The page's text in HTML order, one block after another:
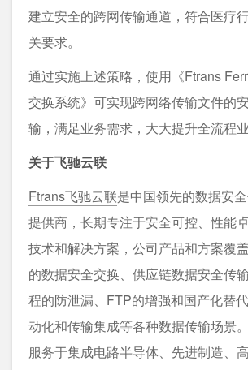
建立安全的跨网传输通道，符合医疗
关要求。
通过实施上述策略，使用《Ftrans
交换系统》可实现跨网络传输文件的
输，满足业务需求，大大提升全流程业
关于飞驰云联
Ftrans飞驰云联是中国领先的数据安
提供商，长期专注于安全可控、性能
技术和解决方案，公司产品和方案覆
的数据安全交换、供应链数据安全传
程的防泄漏、FTP的增强和国产化替
动化和传输集成等各种数据传输场景
服务于集成电路半导体、先进制造、高